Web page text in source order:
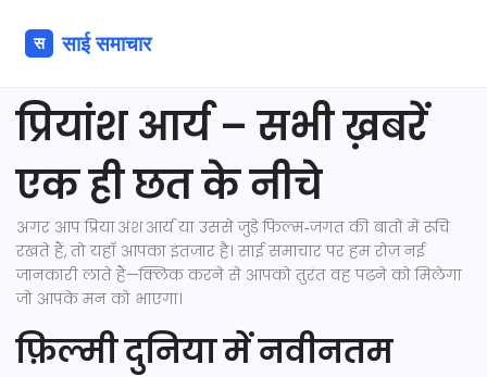
प्रियांश आर्य – सभी ख़बरें
एक ही छत के नीचे
अगर आप प्रिया अंश आर्य या उससे जुड़े फिल्म‑जगत की बातों में रूचि
रखते हैं, तो यहाँ आपका इंतज़ार है। साई समाचार पर हम रोज़ नई
जानकारी लाते हैं—क्लिक करने से आपको तुरंत वह पढ़ने को मिलेगा
जो आपके मन को भाएगा।
फ़िल्मी दुनिया में नवीनतम